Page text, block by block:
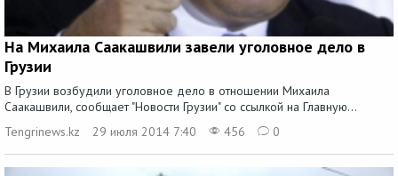
На Михаила Саакашвили завели уголовное дело в
Грузии
В Грузии возбудили уголовное дело в отношении Михаила
Саакашвили, сообщает "Новости Грузии" со ссылкой на Главную...
Tengrinews.kz
29 июля 2014 7:40 456 0